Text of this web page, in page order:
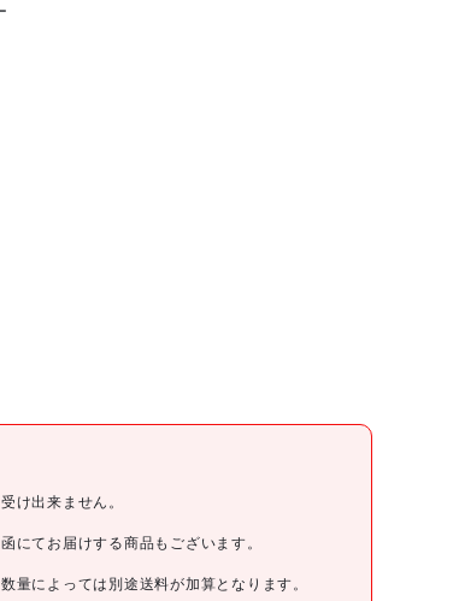
け出来ません。
にてお届けする商品もございます。
量によっては別途送料が加算となります。